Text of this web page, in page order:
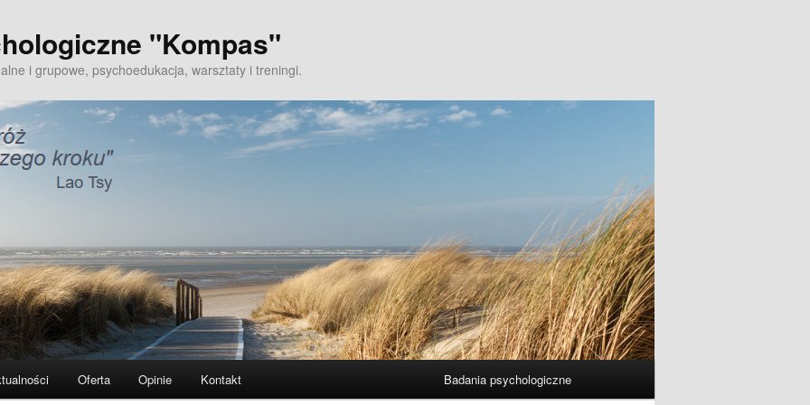
"Kompas"
i grupowe, psychoedukacja, warsztaty i treningi.
Oferta Opinie Kontakt Badania psychologiczne